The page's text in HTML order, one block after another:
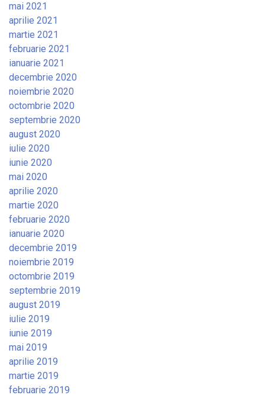
mai 2021
aprilie 2021
martie 2021
februarie 2021
ianuarie 2021
decembrie 2020
noiembrie 2020
octombrie 2020
septembrie 2020
august 2020
iulie 2020
iunie 2020
mai 2020
aprilie 2020
martie 2020
februarie 2020
ianuarie 2020
decembrie 2019
noiembrie 2019
octombrie 2019
septembrie 2019
august 2019
iulie 2019
iunie 2019
mai 2019
aprilie 2019
martie 2019
februarie 2019